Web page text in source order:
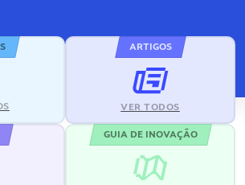
ARTIGOS
VER TODOS
GUIA DE INOVAÇÃO